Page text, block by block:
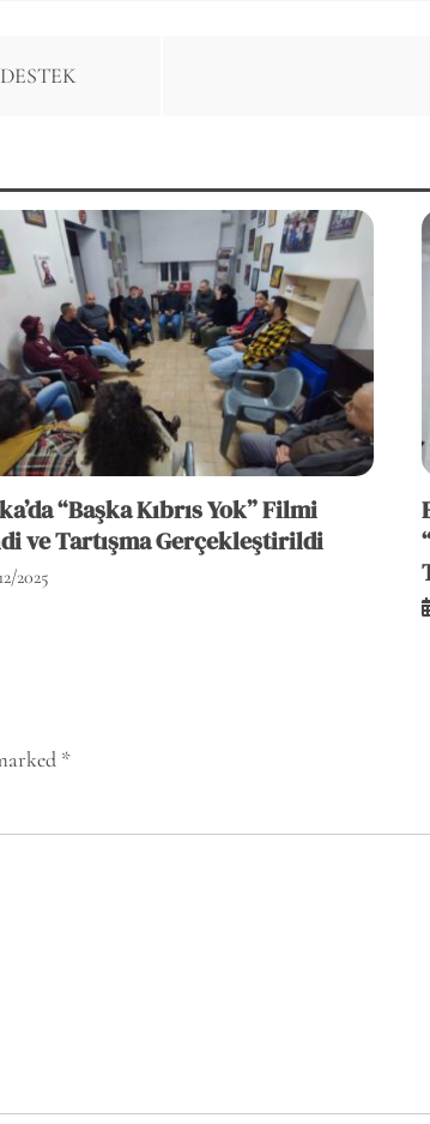
“Başka Kıbrıs Yok” Filmi
ve Tartışma Gerçekleştirildi
2025
*